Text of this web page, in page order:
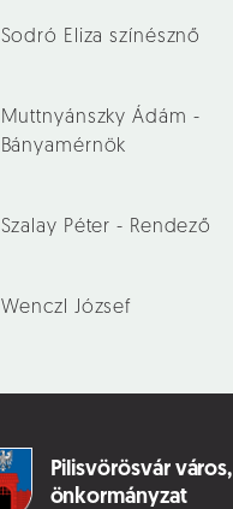
Sodró Eliza színésznő
Muttnyánszky Ádám -
Bányamérnök
Szalay Péter - Rendező
Wenczl József
Pilisvörösvár város,
önkormányzat